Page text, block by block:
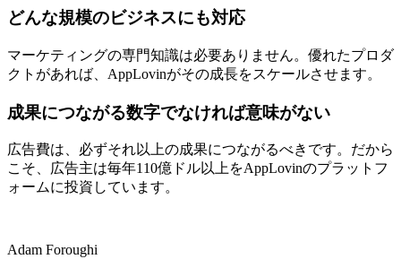
どんな規模のビジネスにも対応
マーケティングの専門知識は必要ありません。優れたプロダ
クトがあれば、AppLovinがその成長をスケールさせます。
成果につながる数字でなければ意味がない
広告費は、必ずそれ以上の成果につながるべきです。だから
こそ、広告主は毎年110億ドル以上をAppLovinのプラットフ
ォームに投資しています。
Adam Foroughi